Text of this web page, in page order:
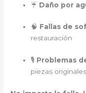
☔ Daño por
🧠 Fallas de
restauración
🎙️ Problemas
piezas